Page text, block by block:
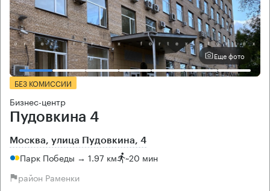
Еще фото
БЕЗ КОМИССИИ
Бизнес-центр
Пудовкина 4
Москва, улица Пудовкина, 4
Парк Победы → 1.97 км ~20 мин
район Раменки